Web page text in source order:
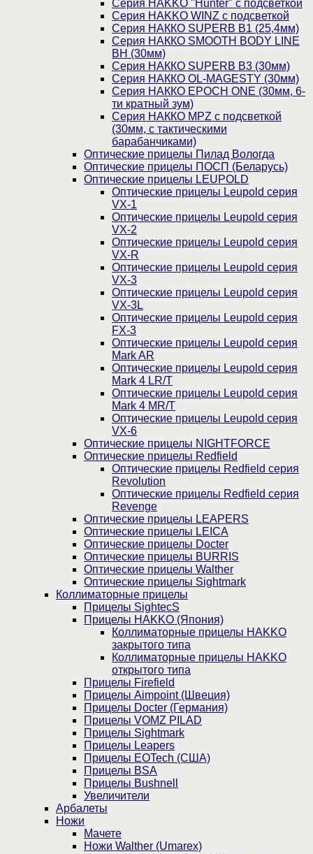
Cерия HAKKO "Hunter" с подсветкой
Серия НAKKO WINZ с подсветкой
Серия НАККО SUPERB B1 (25,4мм)
Серия НАККО SMOOTH BODY LINE
BH (30мм)
Серия НАККО SUPERB B3 (30мм)
Серия НАККО OL-MAGESTY (30мм)
Серия НАККО EPOCH ONE (30мм, 6-
ти кратный зум)
Серия НАККО MPZ с подсветкой
(30мм, c тактическими
барабанчиками)
Оптические прицелы Пилад Вологда
Оптические прицелы ПОСП (Беларусь)
Оптические прицелы LEUPOLD
Оптические прицелы Leupold серия
VX-1
Оптические прицелы Leupold серия
VX-2
Оптические прицелы Leupold серия
VX-R
Оптические прицелы Leupold серия
VX-3
Оптические прицелы Leupold серия
VX-3L
Оптические прицелы Leupold серия
FX-3
Оптические прицелы Leupold серия
Mark AR
Оптические прицелы Leupold серия
Mark 4 LR/T
Оптические прицелы Leupold серия
Mark 4 MR/T
Оптические прицелы Leupold серия
VX-6
Оптические прицелы NIGHTFORCE
Оптические прицелы Redfield
Оптические прицелы Redfield серия
Revolution
Оптические прицелы Redfield серия
Revenge
Оптические прицелы LEAPERS
Оптические прицелы LEICA
Оптические прицелы Docter
Оптические прицелы BURRIS
Оптические прицелы Walther
Оптические прицелы Sightmark
Коллиматорные прицелы
Прицелы SightecS
Прицелы HAKKO (Япония)
Коллиматорные прицелы HAKKO
закрытого типа
Коллиматорные прицелы HAKKO
открытого типа
Прицелы Firefield
Прицелы Aimpoint (Швеция)
Прицелы Docter (Германия)
Прицелы VOMZ PILAD
Прицелы Sightmark
Прицелы Leapers
Прицелы EOTech (США)
Прицелы BSA
Прицелы Bushnell
Увеличители
Арбалеты
Ножи
Мачете
Ножи Walther (Umarex)